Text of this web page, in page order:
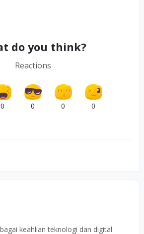
do you think?
Reactions
0 0 0 0
keahlian teknologi dan digital